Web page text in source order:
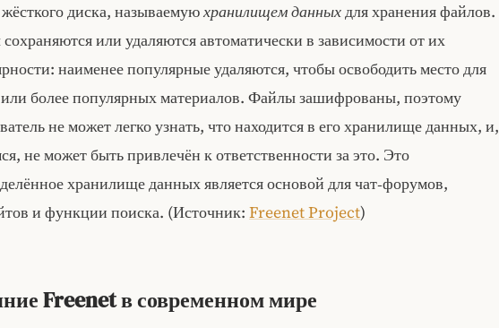
жёсткого диска, называемуюхранилищем данныхдля хранения файлов.
или удаляются автоматически в зависимости от их
наименее популярные удаляются, чтобы освободить место для
более популярных материалов. Файлы зашифрованы, поэтому
не может легко узнать, что находится в его хранилище данных, и,
не может быть привлечён к ответственности за это. Это
хранилище данных является основой для чат‑форумов,
и функции поиска. (Источник: Freenet Project)
Freenet в современном мире